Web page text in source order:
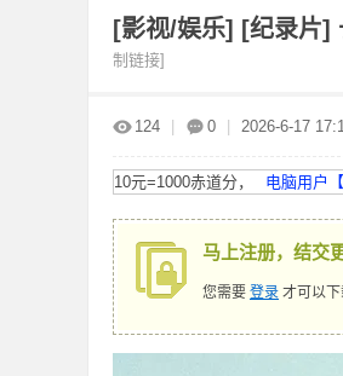
» ›
[影视/娱乐] [纪录片]
制链接]
124 0 2026-6-17
10元=1000赤道分， 电脑用户
马上注册，结交
您需要 登录 才可以下